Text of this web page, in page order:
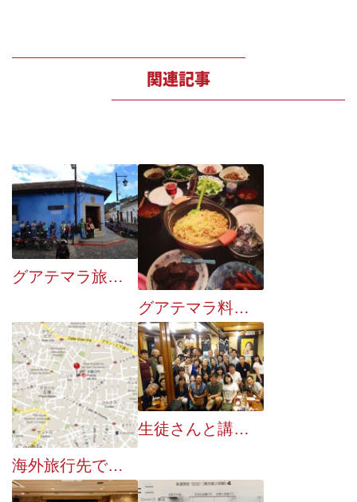
関連記事
グアテマラ旅行のお金（両替、ATM手数料）
グアテマラ料理を再現してみる会
海外旅行先で超便利！ スマホ地図アプリの設定
生徒さんと講師たちにもっと喜んでもらう